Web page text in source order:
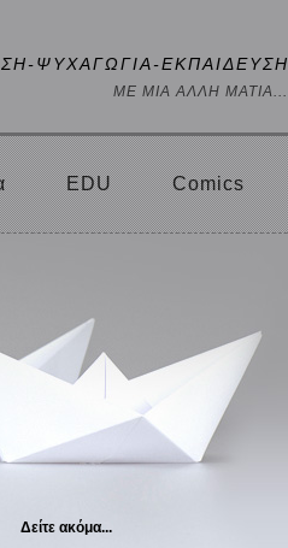
ΨΥΧΑΓΩΓΙΑ-ΕΚΠΑΙΔΕΥΣΗ
ΜΕ ΜΙΑ ΑΛΛΗ ΜΑΤΙΑ...
EDU Comics
Δείτε ακόμα...